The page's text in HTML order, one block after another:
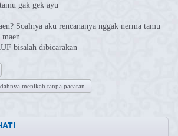
gak gek ayu
Soalnya aku rencananya nggak nerma tamu
maen..
bisalah dibicarakan
menikah tanpa pacaran